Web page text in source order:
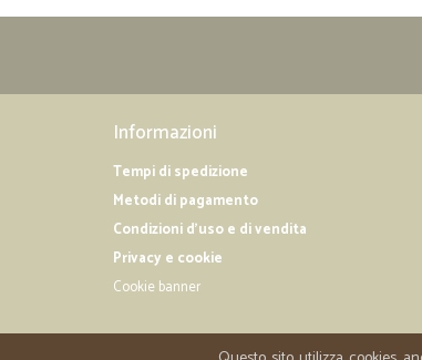
Informazioni
Tempi di spedizione
Metodi di pagamento
Condizioni d'uso e di vendita
Privacy e cookie
Cookie banner